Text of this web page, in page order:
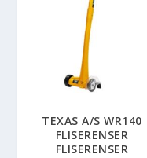
TEXAS A/S WR140
FLISERENSER
FLISERENSER